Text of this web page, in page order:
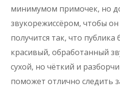
минимумом примочек, но
звукорежиссёром, чтобы
получится так, что
красивый, обработанный
сухой, но чёткий и
поможет отлично следить